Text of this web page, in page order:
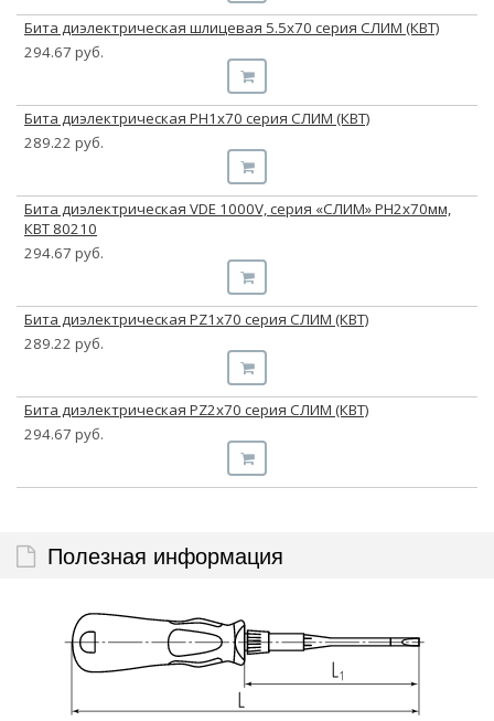
Бита диэлектрическая шлицевая 5.5х70 серия СЛИМ (КВТ)
294.67 руб.
Бита диэлектрическая PH1х70 серия СЛИМ (КВТ)
289.22 руб.
Бита диэлектрическая VDE 1000V, серия «СЛИМ» PH2х70мм,
КВТ 80210
294.67 руб.
Бита диэлектрическая PZ1х70 серия СЛИМ (КВТ)
289.22 руб.
Бита диэлектрическая PZ2х70 серия СЛИМ (КВТ)
294.67 руб.
Полезная информация